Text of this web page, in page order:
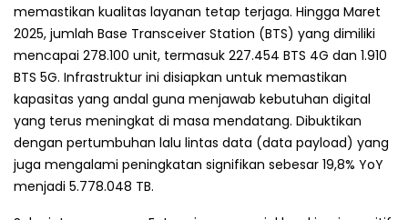
memastikan kualitas layanan tetap terjaga. Hingga Maret
2025, jumlah Base Transceiver Station (BTS) yang dimiliki
mencapai 278.100 unit, termasuk 227.454 BTS 4G dan 1.910
BTS 5G. Infrastruktur ini disiapkan untuk memastikan
kapasitas yang andal guna menjawab kebutuhan digital
yang terus meningkat di masa mendatang. Dibuktikan
dengan pertumbuhan lalu lintas data (data payload) yang
juga mengalami peningkatan signifikan sebesar 19,8% YoY
menjadi 5.778.048 TB.